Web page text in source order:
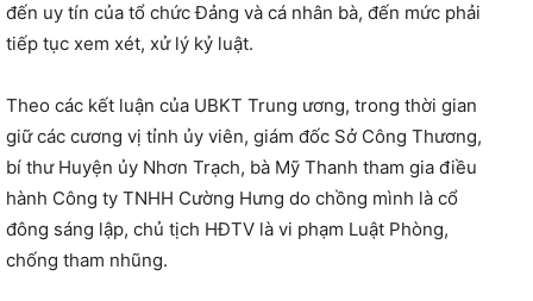
đến uy tín của tổ chức Đảng và cá nhân bà, đến mức phải
tiếp tục xem xét, xử lý kỷ luật.
Theo các kết luận của UBKT Trung ương, trong thời gian
giữ các cương vị tỉnh ủy viên, giám đốc Sở Công Thương,
bí thư Huyện ủy Nhơn Trạch, bà Mỹ Thanh tham gia điều
hành Công ty TNHH Cường Hưng do chồng mình là cổ
đông sáng lập, chủ tịch HĐTV là vi phạm Luật Phòng,
chống tham nhũng.